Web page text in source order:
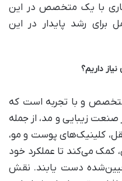
با یک متخصص در این
برای رشد پایدار در این
داریم؟
و با تجربه است که
زیبایی و مد، از جمله
کلینیک‌های پوست و مو،
کمک می‌کند تا عملکرد خود
دست یابند. نقش